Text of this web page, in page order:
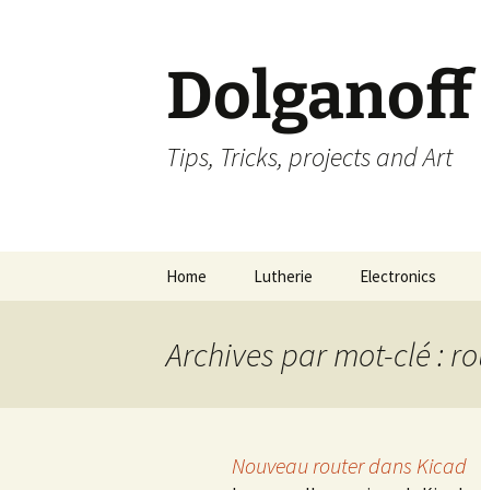
Tips, Tricks, projects and Art
Home Lutherie Electronics
Archives par mot-clé :
Nouveau router dans Kicad